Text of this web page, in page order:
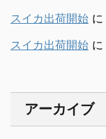
スイカ出荷開始 に
スイカ出荷開始 に
アーカイブ